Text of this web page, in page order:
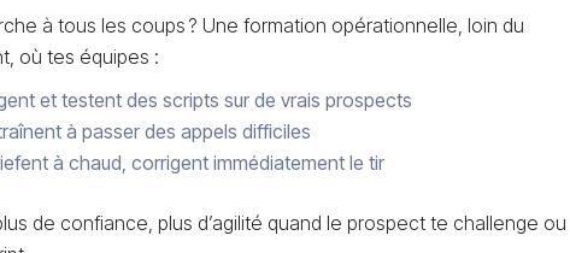
à tous les coups ? Une formation opérationnelle, loin du
où tes équipes :
et testent des scripts sur de vrais prospects
à passer des appels difficiles
à chaud, corrigent immédiatement le tir
de confiance, plus d’agilité quand le prospect te challenge ou